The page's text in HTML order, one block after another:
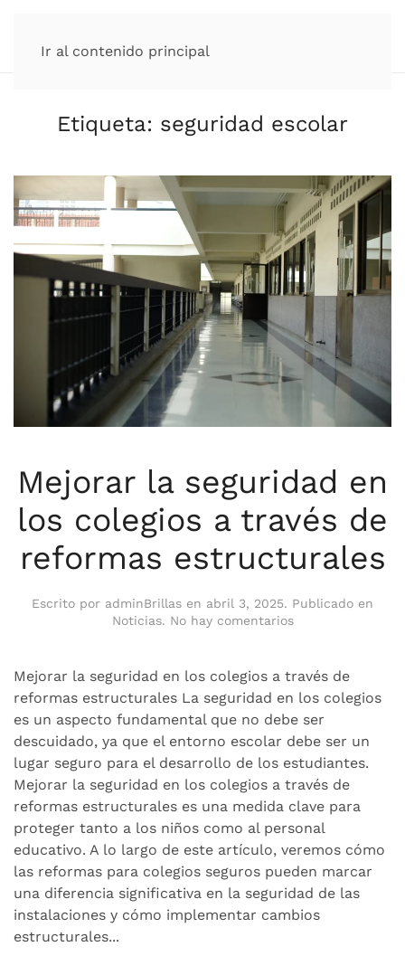
Ir al contenido principal
Etiqueta: seguridad escolar
Mejorar la seguridad en
los colegios a través de
reformas estructurales
Escrito por adminBrillas en abril 3, 2025. Publicado en
Noticias. No hay comentariosen
seguridad
los
colegios
a
través
reformas
estructurales
Mejorar la seguridad en los colegios a través de
reformas estructurales La seguridad en los colegios
es un aspecto fundamental que no debe ser
descuidado, ya que el entorno escolar debe ser un
lugar seguro para el desarrollo de los estudiantes.
Mejorar la seguridad en los colegios a través de
reformas estructurales es una medida clave para
proteger tanto a los niños como al personal
educativo. A lo largo de este artículo, veremos cómo
las reformas para colegios seguros pueden marcar
una diferencia significativa en la seguridad de las
instalaciones y cómo implementar cambios
estructurales...